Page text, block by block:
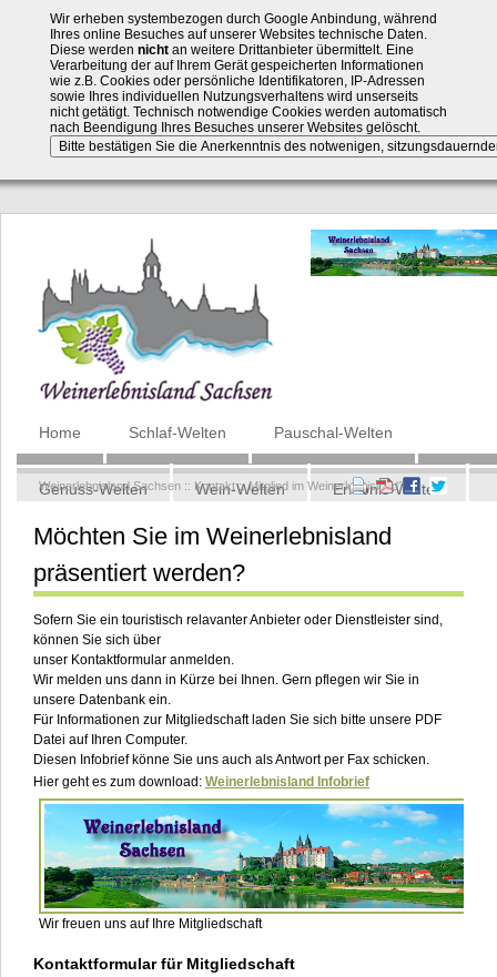
Wir erheben systembezogen durch Google Anbindung, während
Ihres online Besuches auf unserer Websites technische Daten.
Diese werden nichtan weitere Drittanbieter übermittelt. Eine
Verarbeitung der auf Ihrem Gerät gespeicherten Informationen
wie z.B. Cookies oder persönliche Identifikatoren, IP-Adressen
sowie Ihres individuellen Nutzungsverhaltens wird unserseits
nicht getätigt. Technisch notwendige Cookies werden automatisch
nach Beendigung Ihres Besuches unserer Websites gelöscht.
Navigation
Home Schlaf-Welten Pauschal-Welten
Genuss-Welten Wein-Welten Erlebnis-Welten
Kontakt
Weinerlebnisland Sachsen :: Kontakt::Mitglied im Weinerlebnisland?
Möchten Sie im Weinerlebnisland
präsentiert werden?
Sofern Sie ein touristisch relavanter Anbieter oder Dienstleister sind,
können Sie sich über
unser Kontaktformular anmelden.
Wir melden uns dann in Kürze bei Ihnen. Gern pflegen wir Sie in
unsere Datenbank ein.
Für Informationen zur Mitgliedschaft laden Sie sich bitte unsere PDF
Datei auf Ihren Computer.
Diesen Infobrief könne Sie uns auch als Antwort per Fax schicken.
Hier geht es zum download: Weinerlebnisland Infobrief
Wir freuen uns auf Ihre Mitgliedschaft
Kontaktformular für Mitgliedschaft